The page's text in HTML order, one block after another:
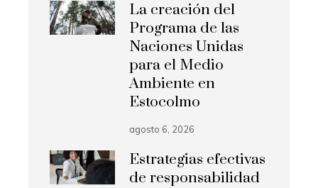
La creación del
Programa de las
Naciones Unidas
para el Medio
Ambiente en
Estocolmo
agosto 6, 2026
Estrategias efectivas
de responsabilidad